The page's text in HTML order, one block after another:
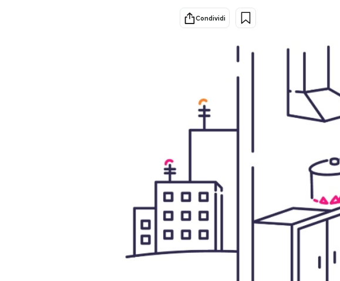
Condividi